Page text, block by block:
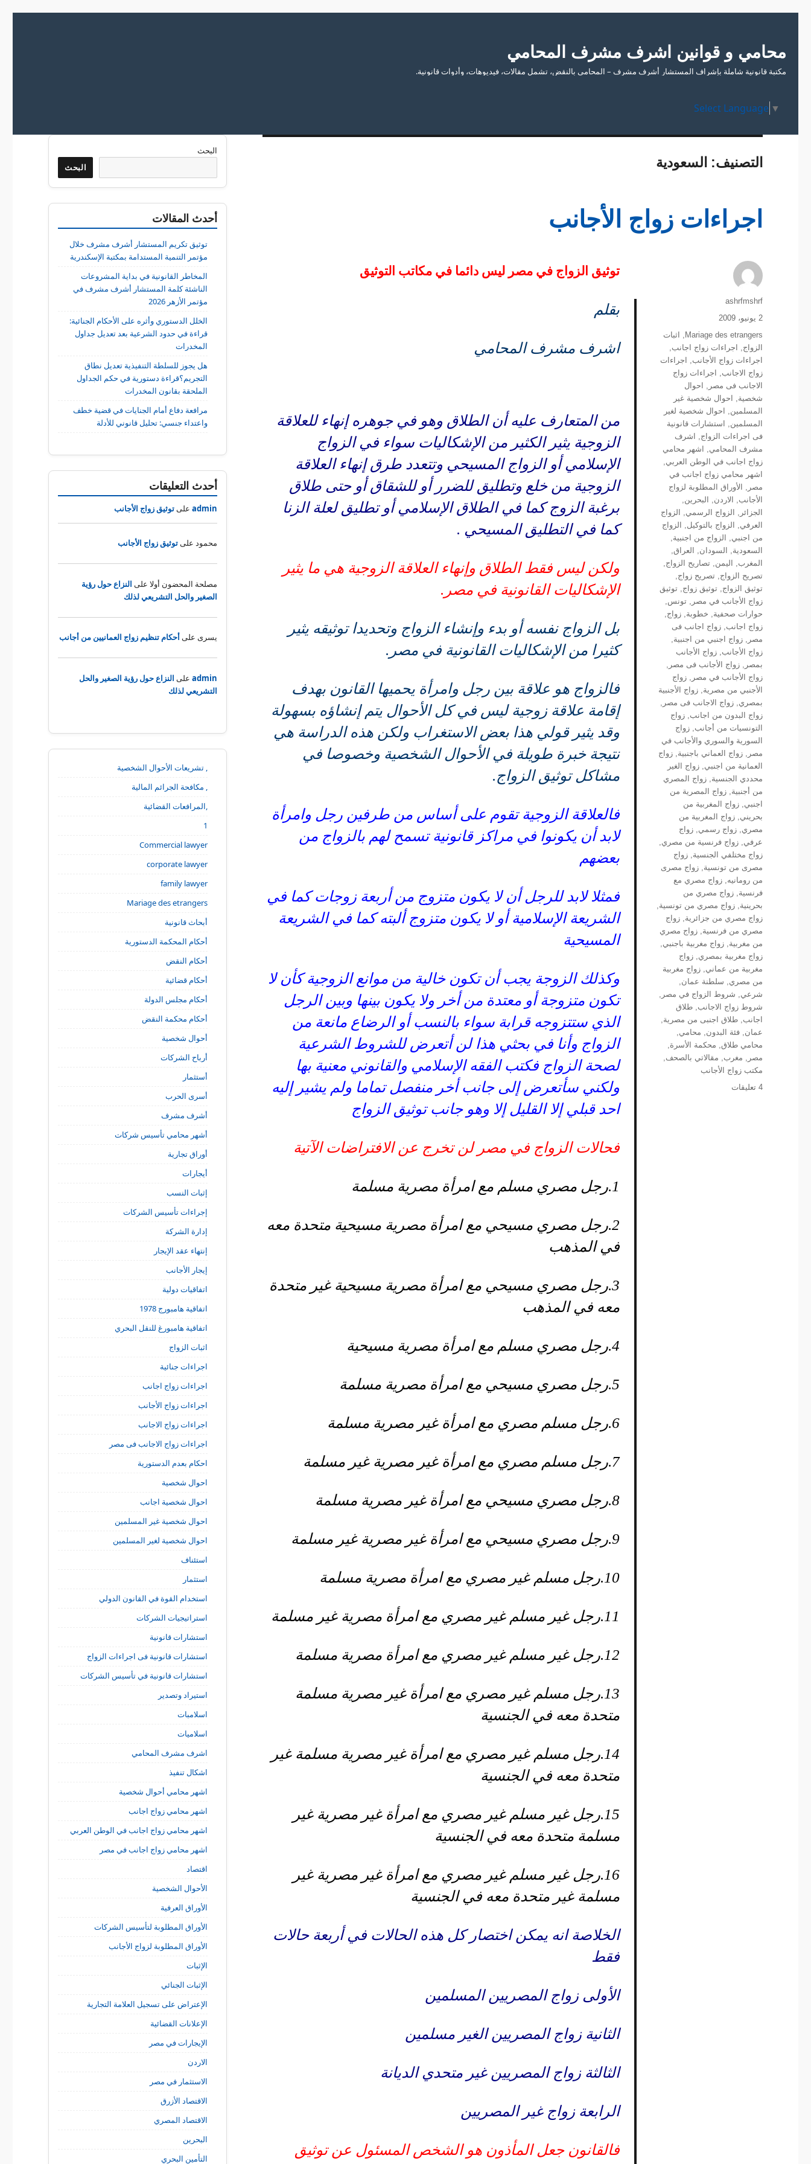
محامي و قوانين اشرف مشرف المحامي
مكتبة قانونية شاملة بإشراف المستشار أشرف مشرف – المحامي بالنقض، تشمل مقالات، فيديوهات، وأدوات قانونية.
Select Language ▼
التصنيف: السعودية
اجراءات زواج الأجانب
توثيق الزواج في مصر ليس دائما في مكاتب التوثيق
بقلم
اشرف مشرف المحامي
من المتعارف عليه أن الطلاق وهو في جوهره إنهاء للعلاقة
الزوجية يثير الكثير من الإشكاليات سواء في الزواج
الإسلامي أو الزواج المسيحي وتتعدد طرق إنهاء العلاقة
الزوجية من خلع وتطليق للضرر أو للشقاق أو حتى طلاق
برغبة الزوج كما في الطلاق الإسلامي أو تطليق لعلة الزنا
كما في التطليق المسيحي .
ولكن ليس فقط الطلاق وإنهاء العلاقة الزوجية هي ما يثير
الإشكاليات القانونية في مصر.
بل الزواج نفسه أو بدء وإنشاء الزواج وتحديدا توثيقه يثير
كثيرا من الإشكاليات القانونية في مصر.
فالزواج هو علاقة بين رجل وامرأة يحميها القانون بهدف
إقامة علاقة زوجية ليس في كل الأحوال يتم إنشاؤه بسهولة
وقد يثير قولي هذا بعض الاستغراب ولكن هذه الدراسة هي
نتيجة خبرة طويلة في الأحوال الشخصية وخصوصا في
مشاكل توثيق الزواج.
فالعلاقة الزوجية تقوم على أساس من طرفين رجل وامرأة
لابد أن يكونوا في مراكز قانونية تسمح لهم بالزواج من
بعضهم
فمثلا لابد للرجل أن لا يكون متزوج من أربعة زوجات كما في
الشريعة الإسلامية أو لا يكون متزوج ألبته كما في الشريعة
المسيحية
وكذلك الزوجة يجب أن تكون خالية من موانع الزوجية كأن لا
تكون متزوجة أو معتدة من أخر ولا يكون بينها وبين الرجل
الذي ستتزوجه قرابة سواء بالنسب أو الرضاع مانعة من
الزواج وأنا في بحثي هذا لن أتعرض للشروط الشرعية
لصحة الزواج فكتب الفقه الإسلامي والقانوني معنية بها
ولكني سأتعرض إلى جانب أخر منفصل تماما ولم يشير إليه
احد قبلي إلا القليل إلا وهو جانب توثيق الزواج
فحالات الزواج في مصر لن تخرج عن الافتراضات الآتية
1. رجل مصري مسلم مع امرأة مصرية مسلمة
2. رجل مصري مسيحي مع امرأة مصرية مسيحية متحدة معه
في المذهب
3. رجل مصري مسيحي مع امرأة مصرية مسيحية غير متحدة
معه في المذهب
4. رجل مصري مسلم مع امرأة مصرية مسيحية
5. رجل مصري مسيحي مع امرأة مصرية مسلمة
6. رجل مسلم مصري مع امرأة غير مصرية مسلمة
7. رجل مسلم مصري مع امرأة غير مصرية غير مسلمة
8. رجل مصري مسيحي مع امرأة غير مصرية مسلمة
9. رجل مصري مسيحي مع امرأة غير مصرية غير مسلمة
10. رجل مسلم غير مصري مع امرأة مصرية مسلمة
11. رجل غير مسلم غير مصري مع امرأة مصرية غير مسلمة
12. رجل غير مسلم غير مصري مع امرأة مصرية مسلمة
13. رجل مسلم غير مصري مع امرأة غير مصرية مسلمة
متحدة معه في الجنسية
14. رجل مسلم غير مصري مع امرأة غير مصرية مسلمة غير
متحدة معه في الجنسية
15. رجل غير مسلم غير مصري مع امرأة غير مصرية غير
مسلمة متحدة معه في الجنسية
16. رجل غير مسلم غير مصري مع امرأة غير مصرية غير
مسلمة غير متحدة معه في الجنسية
الخلاصة انه يمكن اختصار كل هذه الحالات في أربعة حالات
فقط
الأولى زواج المصريين المسلمين
الثانية زواج المصريين الغير مسلمين
الثالثة زواج المصريين غير متحدي الديانة
الرابعة زواج غير المصريين
فالقانون جعل المأذون هو الشخص المسئول عن توثيق
الكاتب
ashrfmshrf
نُشرت
2 يونيو، 2009
التصنيفات
Mariage des etrangers
اثبات
الزواج
اجراءات زواج اجانب
اجراءات زواج الأجانب
اجراءات
زواج الاجانب
اجراءات زواج
الاجانب فى مصر
احوال
شخصية
احوال شخصية غير
المسلمين
احوال شخصية لغير
المسلمين
استشارات قانونية
فى اجراءات الزواج
اشرف
مشرف المحامي
اشهر محامي
زواج اجانب في الوطن العربي
اشهر محامي زواج اجانب في
مصر
الأوراق المطلوبة لزواج
الأجانب
الاردن البحرين
الجزائر
الزواج الرسمي
الزواج
العرفي
الزواج بالتوكيل
الزواج
من اجنبي
الزواج من اجنبية
السعودية
السودان العراق
المغرب
اليمن ,تصاريح الزواج
تصريح الزواج ,تصريح زواج
توثيق الزواج ,توثيق زواج ,توثيق
زواج الأجانب في مصر
,تونس
حوارات صحفية
خطوبة ,زواج
زواج اجانب ,زواج اجانب فى
مصر
,زواج اجنبي من اجنبية
زواج الأجانب ,زواج الأجانب
بمصر
,زواج الأجانب فى مصر
زواج الأجانب في مصر
,زواج
الأجنبي من مصرية ,زواج الأجنبية
بمصري ,زواج الاجانب فى مصر
زواج البدون من اجانب ,زواج
التونسيات من أجانب ,زواج
السورية والسوري والأجانب في
مصر
,زواج العماني باجنبية ,زواج
العمانية من اجنبي ,زواج الغير
محددي الجنسية ,زواج المصري
من أجنبية ,زواج المصرية من
اجنبي ,زواج المغربية من
بحريني ,زواج المغربية من
مصري ,زواج رسمي ,زواج
عرفي ,زواج فرنسية من مصري
زواج مختلفي الجنسية ,زواج
مصرى من تونسية ,زواج مصرى
من رومانيه ,زواج مصري مع
فرنسية ,زواج مصري من
بحرينية ,زواج مصري من تونسية
زواج مصري من جزائرية ,زواج
مصري من فرنسية ,زواج مصري
من مغربية ,زواج مغربية باجنبي
زواج مغربية بمصري ,زواج
مغربية من عماني ,زواج مغربية
من مصري
سلطنة عمان
شرعي
شروط الزواج في مصر
شروط زواج الاجانب ,طلاق
اجانب ,طلاق اجنبى من مصرية
عمان ,فئة البدون محامي
محامي طلاق محكمة الأسرة
مصر
مغرب مقالاتي بالصحف
مكتب زواج الأجانب
4 تعليقات
البحث
البحث
أحدث المقالات
توثيق تكريم المستشار أشرف مشرف خلال
مؤتمر التنمية المستدامة بمكتبة الإسكندرية
المخاطر القانونية في بداية المشروعات
الناشئة كلمة المستشار أشرف مشرف في
مؤتمر الأزهر 2026
الخلل الدستوري وأثره على الأحكام الجنائية:
قراءة في حدود الشرعية بعد تعديل جداول
المخدرات
هل يجوز للسلطة التنفيذية تعديل نطاق
التجريم؟قراءة دستورية في حكم الجداول
الملحقة بقانون المخدرات
مرافعة دفاع أمام الجنايات في قضية خطف
واعتداء جنسي: تحليل قانوني للأدلة
أحدث التعليقات
adminعلىتوثيق زواج الأجانب
محمودعلىتوثيق زواج الأجانب
مصلحة المحضون أولاعلى النزاع حول رؤية
الصغير والحل التشريعي لذلك
يسرىعلىأحكام تنظيم زواج العمانيين من أجانب
adminعلى النزاع حول رؤية الصغير والحل
التشريعي لذلك
, تشريعات الأحوال الشخصية
, مكافحة الجرائم المالية
,المرافعات القضائية
1
Commercial lawyer
corporate lawyer
family lawyer
Mariage des etrangers
أبحاث قانونية
أحكام المحكمة الدستورية
أحكام النقض
أحكام قضائية
أحكام مجلس الدولة
أحكام محكمة النقض
أحوال شخصية
أرباح الشركات
أستثمار
أسرى الحرب
أشرف مشرف
أشهر محامي تأسيس شركات
أوراق تجارية
أيجارات
إثبات النسب
إجراءات تأسيس الشركات
إدارة الشركة
إنتهاء عقد الإيجار
إيجار الأجانب
اتفاقيات دولية
اتفاقية هامبورج 1978
اتفاقية هامبورغ للنقل البحري
اثبات الزواج
اجراءات جنائية
اجراءات زواج اجانب
اجراءات زواج الأجانب
اجراءات زواج الاجانب
اجراءات زواج الاجانب فى مصر
احكام بعدم الدستورية
احوال شخصية
احوال شخصية اجانب
احوال شخصية غير المسلمين
احوال شخصية لغير المسلمين
استئناف
استثمار
استخدام القوة في القانون الدولي
استراتيجيات الشركات
استشارات قانونية
استشارات قانونية فى اجراءات الزواج
استشارات قانونية في تأسيس الشركات
استيراد وتصدير
اسلامبات
اسلاميات
اشرف مشرف المحامي
اشكال تنفيذ
اشهر محامي أحوال شخصية
اشهر محامي زواج اجانب
اشهر محامي زواج اجانب في الوطن العربي
اشهر محامي زواج اجانب في مصر
اقتصاد
الأحوال الشخصية
الأوراق العرفية
الأوراق المطلوبة لتأسيس الشركات
الأوراق المطلوبة لزواج الأجانب
الإثبات
الإثبات الجنائي
الإعتراض على تسجيل العلامة التجارية
الإعلانات القضائية
الإيجارات في مصر
الاردن
الاستثمار في مصر
الاقتصاد الأزرق
الاقتصاد المصري
البحرين
التأمين البحري